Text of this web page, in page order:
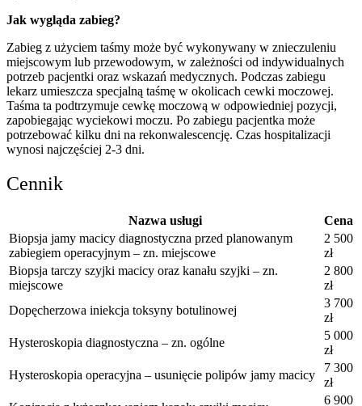
Jak wygląda zabieg?
Zabieg z użyciem taśmy może być wykonywany w znieczuleniu
miejscowym lub przewodowym, w zależności od indywidualnych
potrzeb pacjentki oraz wskazań medycznych. Podczas zabiegu
lekarz umieszcza specjalną taśmę w okolicach cewki moczowej.
Taśma ta podtrzymuje cewkę moczową w odpowiedniej pozycji,
zapobiegając wyciekowi moczu. Po zabiegu pacjentka może
potrzebować kilku dni na rekonwalescencję. Czas hospitalizacji
wynosi najczęściej 2-3 dni.
Cennik
Nazwa usługi
Cena
Biopsja jamy macicy diagnostyczna przed planowanym
zabiegiem operacyjnym – zn. miejscowe
2 500
zł
Biopsja tarczy szyjki macicy oraz kanału szyjki – zn.
miejscowe
2 800
zł
Dopęcherzowa iniekcja toksyny botulinowej
3 700
zł
Hysteroskopia diagnostyczna – zn. ogólne
5 000
zł
Hysteroskopia operacyjna – usunięcie polipów jamy macicy
7 300
zł
6 900